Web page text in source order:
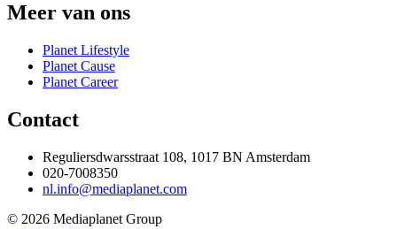
Meer van ons
Planet Lifestyle
Planet Cause
Planet Career
Contact
Reguliersdwarsstraat 108, 1017 BN Amsterdam
020-7008350
nl.info@mediaplanet.com
© 2026 Mediaplanet Group